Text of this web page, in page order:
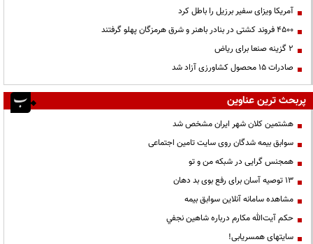
آمریکا ویزای سفیر برزیل را باطل کرد
۴۵۰۰ فروند کشتی در بنادر باهنر و شرق هرمزگان پهلو گرفتند
۲ گزینه صنعا برای ریاض
صادرات ۱۵ محصول کشاورزی آزاد شد
پربحث ترین عناوین
هشتمین کلان شهر ایران مشخص شد
سوابق بیمه شدگان روی سایت تامین اجتماعی
همجنس گرایی در شبکه من و تو
13 توصیه آسان برای رفع بوی بد دهان
مشاهده سامانه آنلاين سوابق بیمه
حكم آيت‌الله مكارم درباره شاهين نجفي
سایتهای همسریابی!